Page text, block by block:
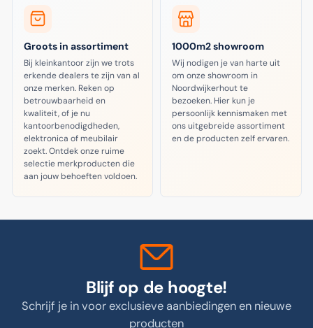
Groots in assortiment
Bij kleinkantoor zijn we trots
erkende dealers te zijn van al
onze merken. Reken op
betrouwbaarheid en
kwaliteit, of je nu
kantoorbenodigdheden,
elektronica of meubilair
zoekt. Ontdek onze ruime
selectie merkproducten die
aan jouw behoeften voldoen.
1000m2 showroom
Wij nodigen je van harte uit
om onze showroom in
Noordwijkerhout te
bezoeken. Hier kun je
persoonlijk kennismaken met
ons uitgebreide assortiment
en de producten zelf ervaren.
Blijf op de hoogte!
Schrijf je in voor exclusieve aanbiedingen en nieuwe
producten